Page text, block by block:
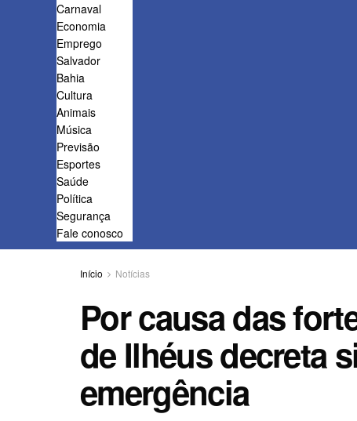
Carnaval
Economia
Emprego
Salvador
Bahia
Cultura
Animais
Música
Previsão
Esportes
Saúde
Política
Segurança
Fale conosco
Início Notícias
Por causa das
de Ilhéus decreta
emergência